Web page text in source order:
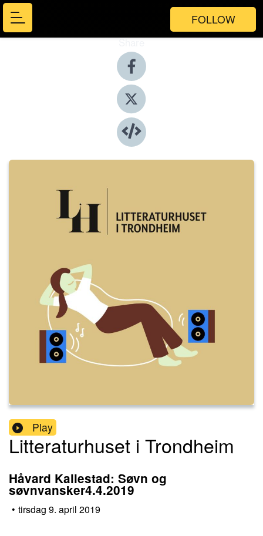
FOLLOW
Share
Play
Litteraturhuset i Trondheim
Håvard Kallestad: Søvn og
søvnvansker4.4.2019
• tirsdag 9. april 2019